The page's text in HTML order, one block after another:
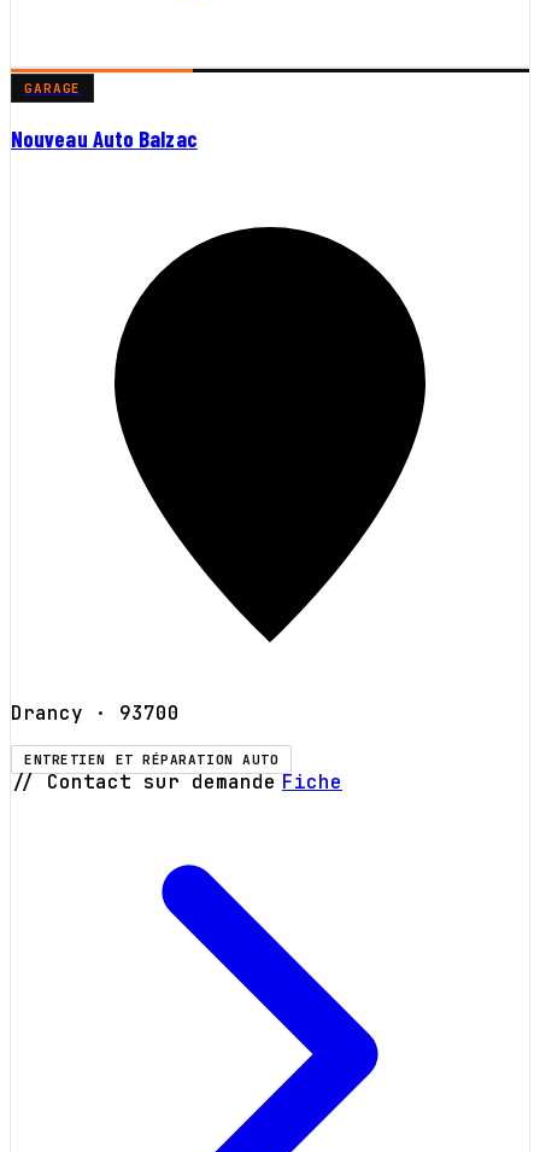
GARAGE
Nouveau Auto Balzac
Drancy · 93700
ENTRETIEN ET RÉPARATION AUTO
// Contact sur demande Fiche